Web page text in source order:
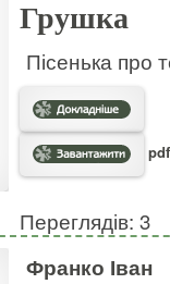
Грушка
Пісенька про
Переглядів: 3
Франко Іван